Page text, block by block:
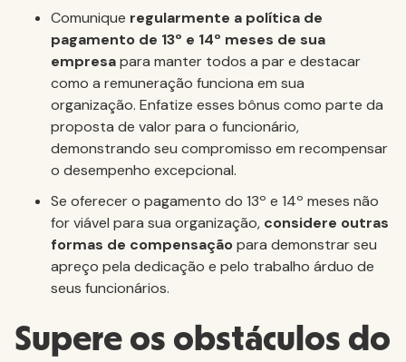
Comunique regularmente a política de
pagamento de 13º e 14º meses de sua
empresapara manter todos a par e destacar
como a remuneração funciona em sua
organização. Enfatize esses bônus como parte da
proposta de valor para o funcionário,
demonstrando seu compromisso em recompensar
o desempenho excepcional.
Se oferecer o pagamento do 13º e 14º meses não
for viável para sua organização, considere outras
formas de compensaçãopara demonstrar seu
apreço pela dedicação e pelo trabalho árduo de
seus funcionários.
Supere os obstáculos do